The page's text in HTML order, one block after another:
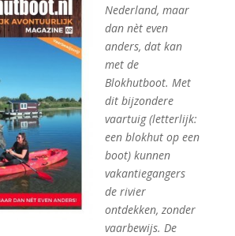
Nederland, maar
dan nèt even
anders, dat kan
met de
Blokhutboot. Met
dit bijzondere
vaartuig (letterlijk:
een blokhut op een
boot) kunnen
vakantiegangers
de rivier
ontdekken, zonder
vaarbewijs. De